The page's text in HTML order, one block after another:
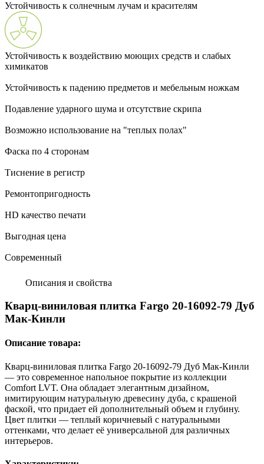
Устойчивость к солнечным лучам и красителям
Устойчивость к воздействию моющих средств и слабых
химикатов
Устойчивость к падению предметов и мебельным ножкам
Подавление ударного шума и отсутствие скрипа
Возможно использование на "теплых полах"
Фаска по 4 сторонам
Тиснение в регистр
Ремонтопригодность
HD качество печати
Выгодная цена
Современный
Описания и свойства
Кварц-виниловая плитка Fargo 20-16092-79 Дуб
Мак-Кинли
Описание товара:
Кварц-виниловая плитка Fargo 20-16092-79 Дуб Мак-Кинли
— это современное напольное покрытие из коллекции
Comfort LVT. Она обладает элегантным дизайном,
имитирующим натуральную древесину дуба, с крашеной
фаской, что придает ей дополнительный объем и глубину.
Цвет плитки — теплый коричневый с натуральными
оттенками, что делает её универсальной для различных
интерьеров.